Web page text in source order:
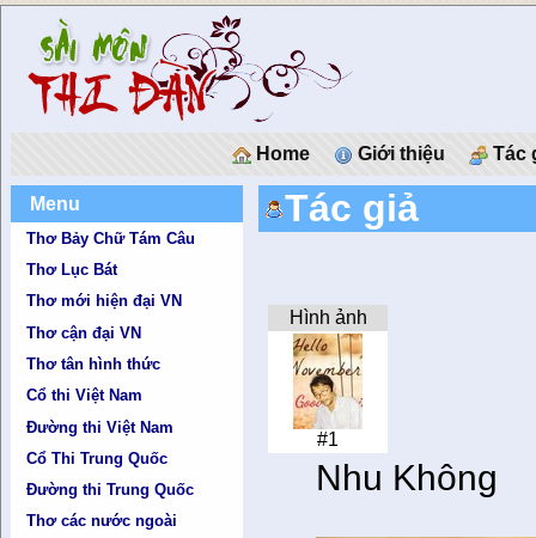
Home Giới thiệu Tác
Menu
Thơ Bảy Chữ Tám Câu
Thơ Lục Bát
Thơ mới hiện đại VN
Thơ cận đại VN
Thơ tân hình thức
Cổ thi Việt Nam
Đường thi Việt Nam
Cổ Thi Trung Quốc
Đường thi Trung Quốc
Thơ các nước ngoài
Tác giả
Hình ảnh
#1
Nhu Không